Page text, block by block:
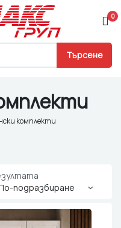
0
Търсене
комплекти